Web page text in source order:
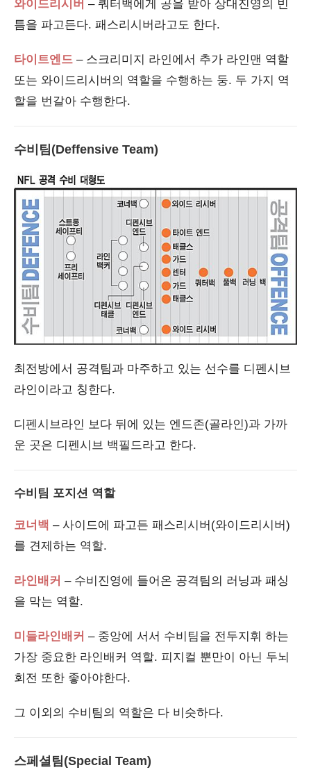
와이드리시버 – 쿼터백에게 공을 받아 상대진영의 빈
틈을 파고든다. 패스리시버라고도 한다.
타이트엔드 – 스크리미지 라인에서 추가 라인맨 역할
또는 와이드리시버의 역할을 수행하는 둥. 두 가지 역
할을 번갈아 수행한다.
수비팀(Deffensive Team)
최전방에서 공격팀과 마주하고 있는 선수를 디펜시브
라인이라고 칭한다.
디펜시브라인 보다 뒤에 있는 엔드존(골라인)과 가까
운 곳은 디펜시브 백필드라고 한다.
수비팀 포지션 역할
코너백 – 사이드에 파고든 패스리시버(와이드리시버)
를 견제하는 역할.
라인배커 – 수비진영에 들어온 공격팀의 러닝과 패싱
을 막는 역할.
미들라인배커 – 중앙에 서서 수비팀을 전두지휘 하는
가장 중요한 라인배커 역할. 피지컬 뿐만이 아닌 두뇌
회전 또한 좋아야한다.
그 이외의 수비팀의 역할은 다 비슷하다.
스페셜팀(Special Team)